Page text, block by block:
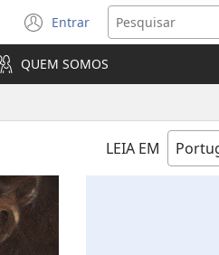
Entrar
(abre
uma
nova
janela)
QUEM SOMOS
LEIA EM